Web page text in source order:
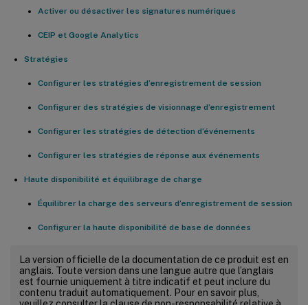
Activer ou désactiver les signatures numériques
CEIP et Google Analytics
Stratégies
Configurer les stratégies d’enregistrement de session
Configurer des stratégies de visionnage d’enregistrement
Configurer les stratégies de détection d’événements
Configurer les stratégies de réponse aux événements
Haute disponibilité et équilibrage de charge
Équilibrer la charge des serveurs d’enregistrement de session
Configurer la haute disponibilité de base de données
La version officielle de la documentation de ce produit est en
anglais. Toute version dans une langue autre que l’anglais
est fournie uniquement à titre indicatif et peut inclure du
contenu traduit automatiquement. Pour en savoir plus,